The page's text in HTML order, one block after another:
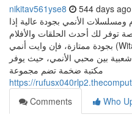
nikitav561yse8 544 days ago
الأنمي بجودة عالية إذا
لك أحدث الحلقات والأفلام
بجودة ممتازة، فإن وايت أنمي (Witanime) هو الخيار المثالي لك. هذا
بين محبي الأنمي، حيث يوفر
مكتبة ضخمة تضم مجموعة
https://
Comments
Who